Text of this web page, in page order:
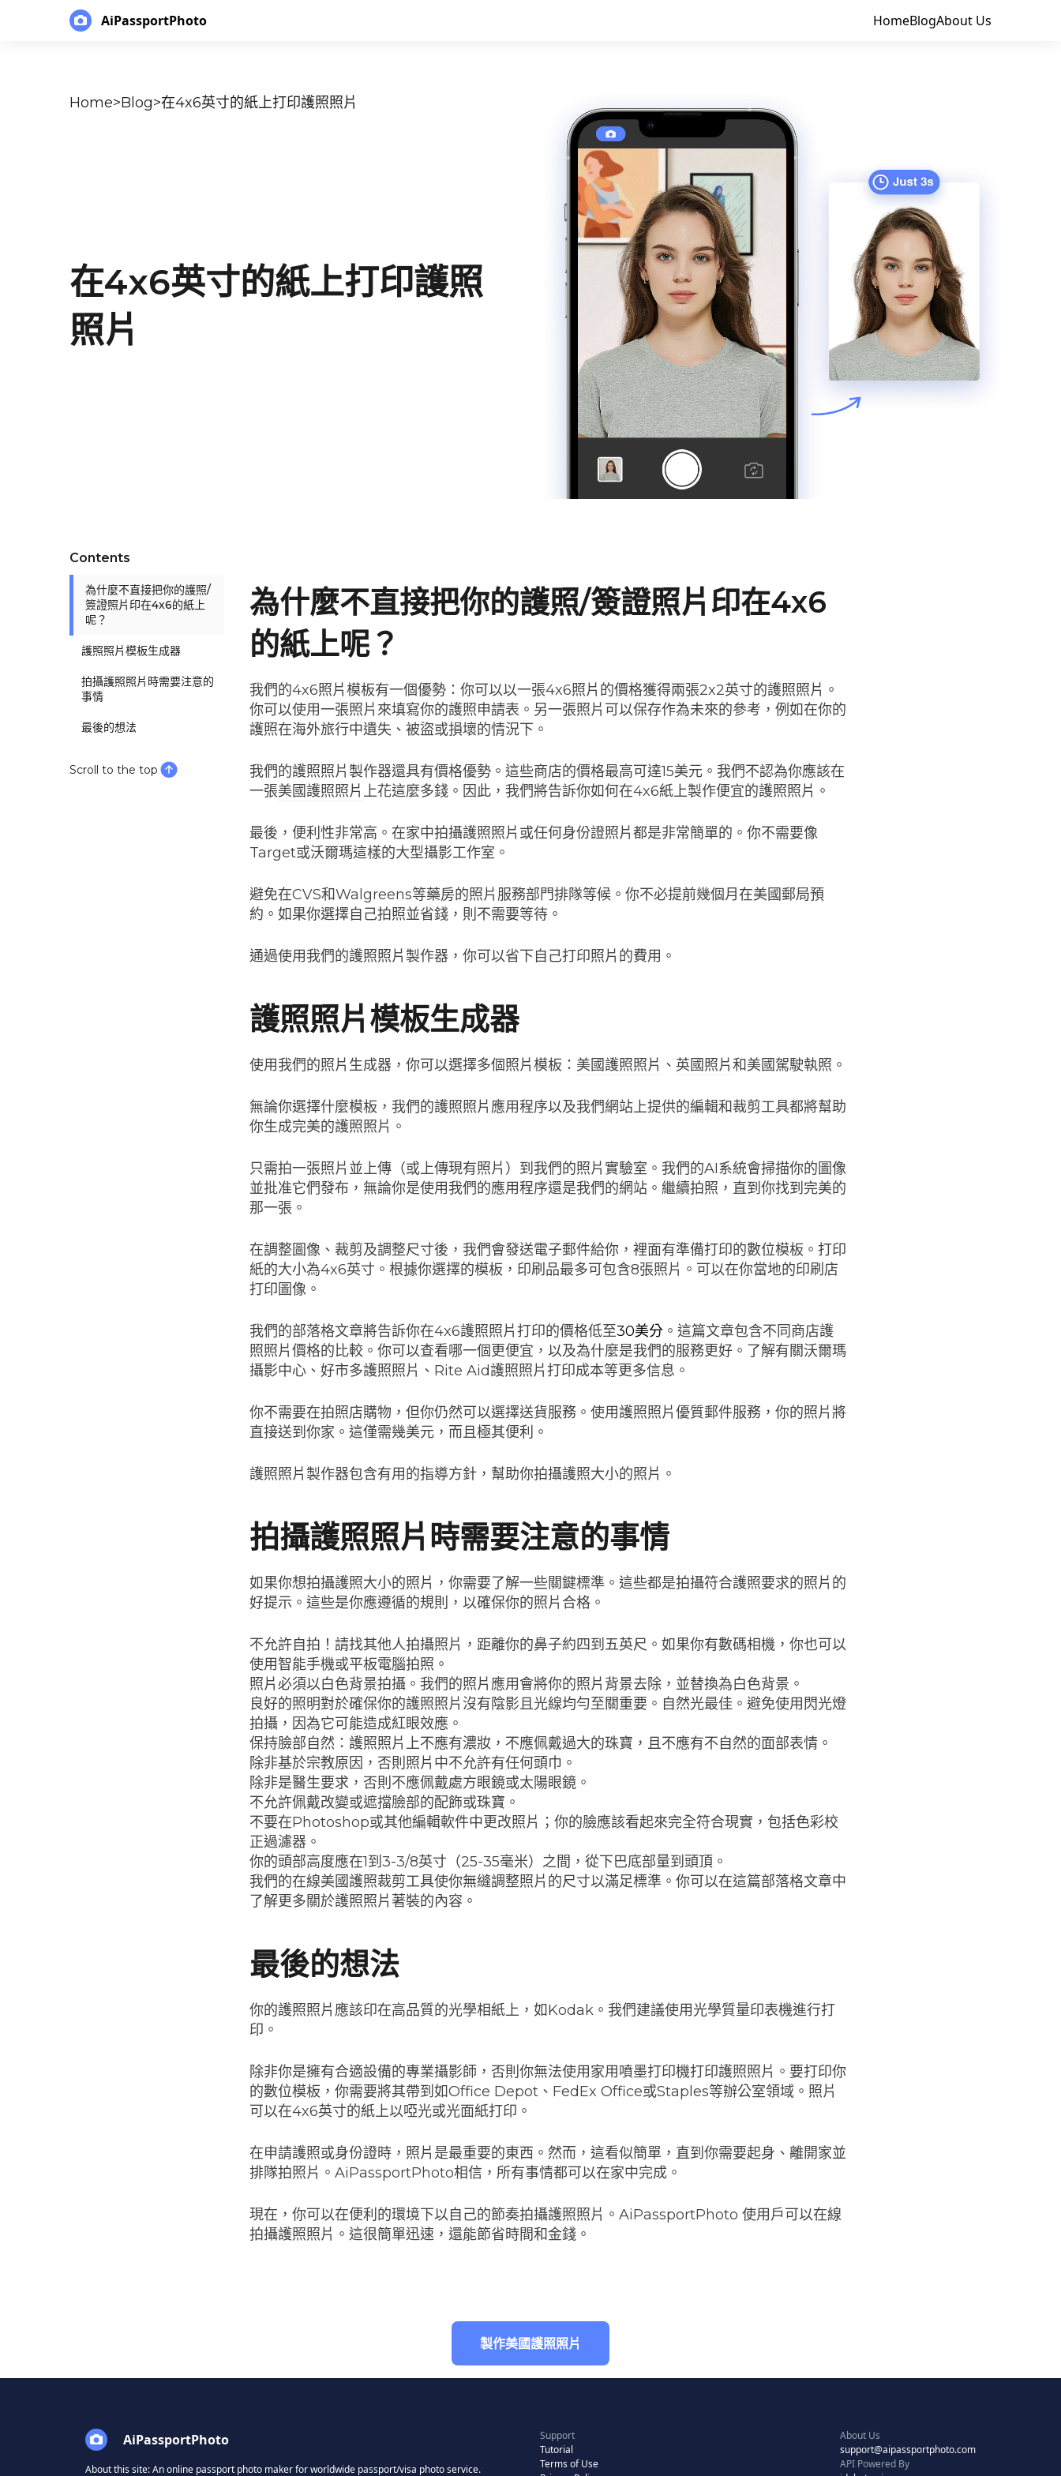
AiPassportPhoto HomeBlogAbout Us
Home>Blog>在4x6英寸的紙上打印護照照片
在4x6英寸的紙上打印護照
照片
Contents
為什麼不直接把你的護照/
簽證照片印在4x6的紙上
呢？
護照照片模板生成器
拍攝護照照片時需要注意的
事情
最後的想法
Scroll to the top
為什麼不直接把你的護照/簽證照片印在4x6
的紙上呢？
我們的4x6照片模板有一個優勢：你可以以一張4x6照片的價格獲得兩張2x2英寸的護照照片。
你可以使用一張照片來填寫你的護照申請表。另一張照片可以保存作為未來的參考，例如在你的
護照在海外旅行中遺失、被盜或損壞的情況下。
我們的護照照片製作器還具有價格優勢。這些商店的價格最高可達15美元。我們不認為你應該在
一張美國護照照片 上花這麼多錢。因此，我們將告訴你如何在4x6紙上製作便宜的護照照片。
最後，便利性非常高。在家中拍攝護照照片或任何身份證照片都是非常簡單的。你不需要像
Target或沃爾瑪這樣的大型攝影工作室。
避免在CVS和Walgreens等藥房的照片服務部門排隊等候。你不必提前幾個月在美國郵局預
約。如果你選擇自己拍照並省錢，則不需要等待。
通過使用我們的護照照片製作器，你可以省下自己打印照片的費用。
護照照片模板生成器
使用我們的照片生成器，你可以選擇多個照片模板： 美國護照照片 、英國照片和美國駕駛執照。
無論你選擇什麼模板，我們的護照照片應用程序以及我們網站上提供的編輯和裁剪工具都將幫助
你生成完美的護照照片。
只需拍一張照片並上傳（或上傳現有照片）到我們的照片實驗室。我們的AI系統會掃描你的圖像
並批准它們發布，無論你是使用我們的應用程序還是我們的網站。繼續拍照，直到你找到完美的
那一張。
在調整圖像、裁剪及調整尺寸後，我們會發送電子郵件給你，裡面有準備打印的數位模板。打印
紙的大小為4x6英寸。根據你選擇的模板，印刷品最多可包含8張照片。可以在你當地的印刷店
打印圖像。
我們的部落格文章將告訴你在4x6護照照片打印的價格低至30美分 。這篇文章包含不同商店護
照照片價格的比較。你可以查看哪一個更便宜，以及為什麼是我們的服務更好。了解有關沃爾瑪
攝影中心、好市多護照照片、Rite Aid護照照片打印成本等更多信息。
你不需要在拍照店購物，但你仍然可以選擇送貨服務。使用護照照片優質郵件服務，你的照片將
直接送到你家。這僅需幾美元，而且極其便利。
護照照片製作器包含有用的指導方針，幫助你拍攝護照大小的照片。
拍攝護照照片時需要注意的事情
如果你想拍攝護照大小的照片，你需要了解一些關鍵標準。這些都是拍攝符合護照要求的照片的
好提示。這些是你應遵循的規則，以確保你的照片合格。
不允許自拍！請找其他人拍攝照片，距離你的鼻子約四到五英尺。如果你有數碼相機，你也可以
使用智能手機或平板電腦拍照。
照片必須以白色背景拍攝。我們的照片應用會將你的照片背景去除，並替換為白色背景。
良好的照明對於確保你的護照照片沒有陰影且光線均勻至關重要。自然光最佳。避免使用閃光燈
拍攝，因為它可能造成紅眼效應。
保持臉部自然：護照照片上不應有濃妝，不應佩戴過大的珠寶，且不應有不自然的面部表情。
除非基於宗教原因，否則照片中不允許有任何頭巾。
除非是醫生要求，否則不應佩戴處方眼鏡或太陽眼鏡。
不允許佩戴改變或遮擋臉部的配飾或珠寶。
不要在Photoshop或其他編輯軟件中更改照片；你的臉應該看起來完全符合現實，包括色彩校
正過濾器。
你的頭部高度應在1到3-3/8英寸（25-35毫米）之間，從下巴底部量到頭頂。
我們的在線美國護照裁剪工具使你無縫調整照片的尺寸以滿足標準。你可以在這篇部落格文章中
了解更多關於護照照片著裝的內容。
最後的想法
你的護照照片應該印在高品質的光學相紙上，如Kodak。我們建議使用光學質量印表機進行打
印。
除非你是擁有合適設備的專業攝影師，否則你無法使用家用噴墨打印機打印護照照片。要打印你
的數位模板，你需要將其帶到如Office Depot、FedEx Office或Staples等辦公室領域。照片
可以在4x6英寸的紙上以啞光或光面紙打印。
在申請護照或身份證時，照片是最重要的東西。然而，這看似簡單，直到你需要起身、離開家並
排隊拍照片。AiPassportPhoto相信，所有事情都可以在家中完成。
現在，你可以在便利的環境下以自己的節奏拍攝護照照片。AiPassportPhoto 使用戶可以在線
拍攝護照照片。這很簡單迅速，還能節省時間和金錢。
製作美國護照照片
AiPassportPhoto
About this site: An online passport photo maker for worldwide passport/visa photo service.
Support
Tutorial
Terms of Use
About Us
support@aipassportphoto.com
API Powered By